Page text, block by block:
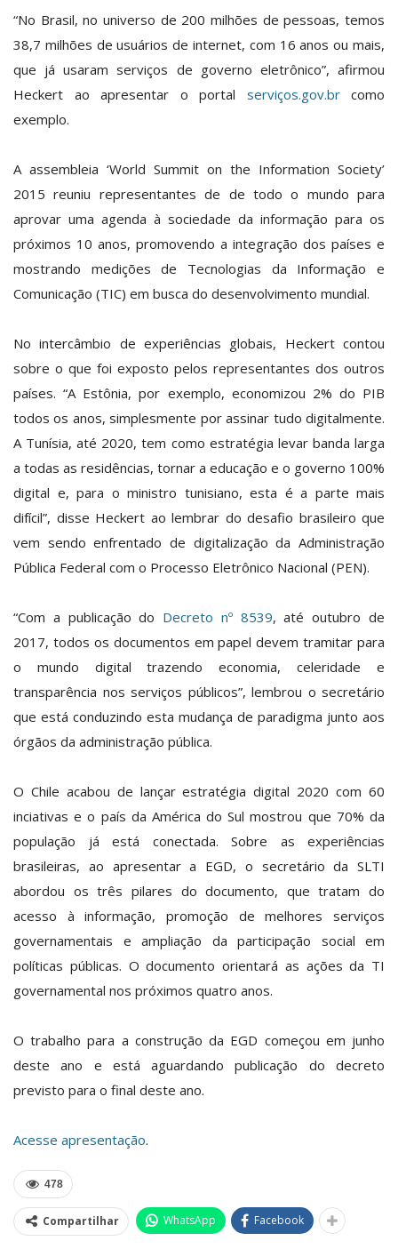
“No Brasil, no universo de 200 milhões de pessoas, temos
38,7 milhões de usuários de internet, com 16 anos ou mais,
que já usaram serviços de governo eletrônico”, afirmou
Heckert ao apresentar o portal serviços.gov.brcomo
exemplo.
A assembleia ‘World Summit on the Information Society’
2015 reuniu representantes de de todo o mundo para
aprovar uma agenda à sociedade da informação para os
próximos 10 anos, promovendo a integração dos países e
mostrando medições de Tecnologias da Informação e
Comunicação (TIC) em busca do desenvolvimento mundial.
No intercâmbio de experiências globais, Heckert contou
sobre o que foi exposto pelos representantes dos outros
países. “A Estônia, por exemplo, economizou 2% do PIB
todos os anos, simplesmente por assinar tudo digitalmente.
A Tunísia, até 2020, tem como estratégia levar banda larga
a todas as residências, tornar a educação e o governo 100%
digital e, para o ministro tunisiano, esta é a parte mais
difícil”, disse Heckert ao lembrar do desafio brasileiro que
vem sendo enfrentado de digitalização da Administração
Pública Federal com o Processo Eletrônico Nacional (PEN).
“Com a publicação do Decreto nº 8539, até outubro de
2017, todos os documentos em papel devem tramitar para
o mundo digital trazendo economia, celeridade e
transparência nos serviços públicos”, lembrou o secretário
que está conduzindo esta mudança de paradigma junto aos
órgãos da administração pública.
O Chile acabou de lançar estratégia digital 2020 com 60
inciativas e o país da América do Sul mostrou que 70% da
população já está conectada. Sobre as experiências
brasileiras, ao apresentar a EGD, o secretário da SLTI
abordou os três pilares do documento, que tratam do
acesso à informação, promoção de melhores serviços
governamentais e ampliação da participação social em
políticas públicas. O documento orientará as ações da TI
governamental nos próximos quatro anos.
O trabalho para a construção da EGD começou em junho
deste ano e está aguardando publicação do decreto
previsto para o final deste ano.
Acesse apresentação.
478
Compartilhar WhatsApp Facebook